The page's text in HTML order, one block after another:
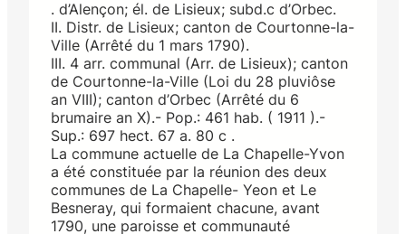
. d’Alençon; él. de Lisieux; subd.c d’Orbec.
II. Distr. de Lisieux; canton de Courtonne-la-
Ville (Arrêté du 1 mars 1790).
III. 4 arr. communal (Arr. de Lisieux); canton
de Courtonne-la-Ville (Loi du 28 pluviôse
an VIII); canton d’Orbec (Arrêté du 6
brumaire an X).- Pop.: 461 hab. ( 1911 ).-
Sup.: 697 hect. 67 a. 80 c .
La commune actuelle de La Chapelle-Yvon
a été constituée par la réunion des deux
communes de La Chapelle- Yeon et Le
Besneray, qui formaient chacune, avant
1790, une paroisse et communauté